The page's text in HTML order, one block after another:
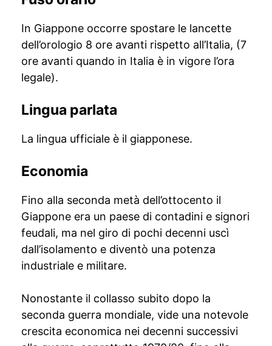
In Giappone occorre spostare le lancette
dell’orologio 8 ore avanti rispetto all’Italia, (7
ore avanti quando in Italia è in vigore l’ora
legale).
Lingua parlata
La lingua ufficiale è il giapponese.
Economia
Fino alla seconda metà dell’ottocento il
Giappone era un paese di contadini e signori
feudali, ma nel giro di pochi decenni uscì
dall’isolamento e diventò una potenza
industriale e militare.
Nonostante il collasso subito dopo la
seconda guerra mondiale, vide una notevole
crescita economica nei decenni successivi